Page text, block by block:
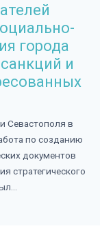
города
и
Севастополя в
по созданию
документов
стратегического